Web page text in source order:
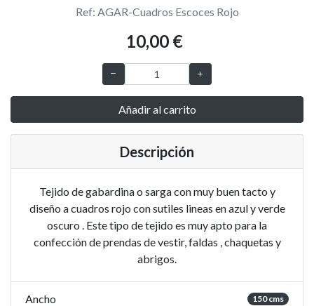
Ref: AGAR-Cuadros Escoces Rojo
10,00 €
Añadir al carrito
Descripción
Tejido de gabardina o sarga con muy buen tacto y
diseño a cuadros rojo con sutiles lineas en azul y verde
oscuro . Este tipo de tejido es muy apto para la
confección de prendas de vestir, faldas , chaquetas y
abrigos.
Ancho 150 cms